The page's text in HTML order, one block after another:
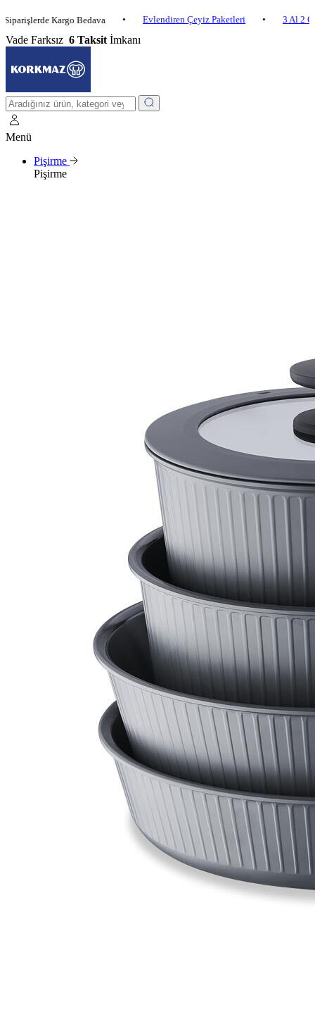
Kargo Bedava • Evlendiren Çeyiz Paketleri • 3 Al 2 Öde •
Vade Farksız 6 Taksit İmkanı
Menü
Pişirme
Pişirme